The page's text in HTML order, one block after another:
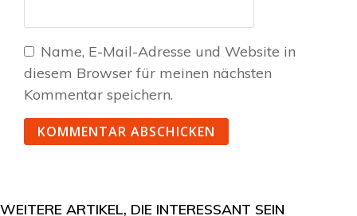
Name, E-Mail-Adresse und Website in
diesem Browser für meinen nächsten
Kommentar speichern.
WEITERE ARTIKEL, DIE INTERESSANT SEIN